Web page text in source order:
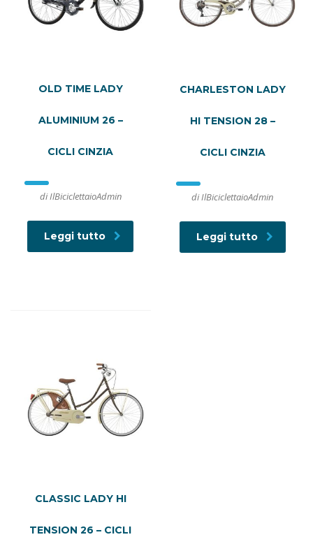
OLD TIME LADY
ALUMINIUM 26 –
CICLI CINZIA
di IlBiciclettaioAdmin
Leggi tutto
CHARLESTON LADY
HI TENSION 28 –
CICLI CINZIA
di IlBiciclettaioAdmin
Leggi tutto
CLASSIC LADY HI
TENSION 26 – CICLI